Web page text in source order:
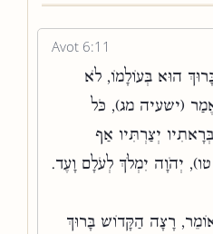
Avot 6:11
הוּא בְּעוֹלָמוֹ, לֹא
(ישעיה מג), כֹּל
יְצַרְתִּיו אַף
יְהֹוָה יִמְלֹךְ לְעֹלָם וָעֶד.
רָצָה הַקָּדוֹשׁ בָּרוּךְ